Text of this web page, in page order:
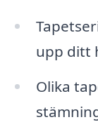
upp ditt
Olika